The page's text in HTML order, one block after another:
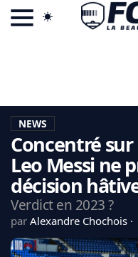
LA CHARTE
VIE PRIVÉE
CGU
CONTACTEZ-NOUS
CDM 2026
NEWS
Concentré sur
Leo Messi ne
décision
Verdict en 2023 ?
par Alexandre Chochois